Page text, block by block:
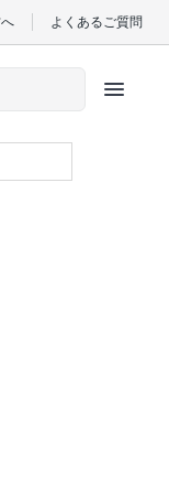
よくあるご質問
menu